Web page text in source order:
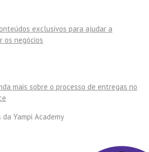
exclusivos para ajudar a
os negócios
mais sobre o processo de entregas no
da Yampi Academy